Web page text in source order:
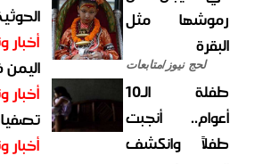
رموشها مثل
البقرة
لحج نيوز/متابعات
طفلة الـ10
أعوام.. أنجبت
طفلاً وانكشف
أخبار
أخبار
أخبار